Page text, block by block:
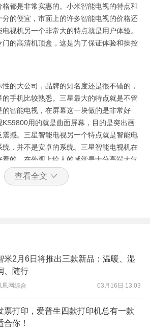
都是非常实惠的。小米智能电视的特点和
的便宜，市面上的许多智能电视的价格还
视机另一个非常大的特点就是用户体验。
的高清机顶盒，这是为了保证体验和操控
的大公司，品牌的知名度还是很不错的，
手机比较熟悉。三星最大的特点就是不管
智能电视，在屏幕这一块做的是非常好
用的就是曲面屏幕，目的是突出画
撼。三星智能电视另一个特点就是智能电
，并不是安卓的系统。三星智能电视机在
的，在外观上给人的感觉是十分高端大气
面就比较贵了。但是如果你对电视的外观比
可以接受的，那么选三星智能电视就没错
，LG智能电视的最大特点在于它的屏幕是
在于它的可视角度非常高，色彩还原度很
出现水纹样的变形。它海域一个最大的特
面板属于国际顶级面板，对于用户来说，体
外观上LG可能就不及它的老对手三星了。外
优势。如果你对于电视机的还原度和可视
选择LG的智能电视机。
查看全文
米2月6日将推出三款新品：温暖、湿
、随行
凰网综合 03月16日 13:03
票打印，爱普生四款打印机总有一款
合你！